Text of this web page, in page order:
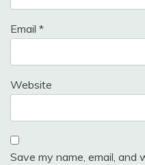
Email *
Website
Save my name, email,